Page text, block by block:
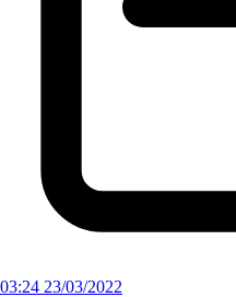
03:24 23/03/2022